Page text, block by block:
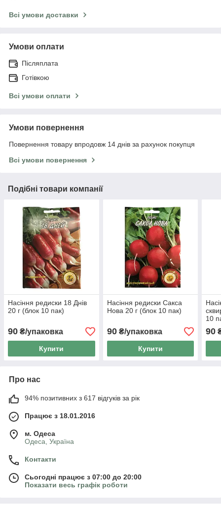
Всі умови доставки
Умови оплати
Післяплата
Готівкою
Всі умови оплати
Умови повернення
Повернення товару впродовж 14 днів за рахунок покупця
Всі умови повернення
Подібні товари компанії
Насіння редиски 18 Днів
20 г (блок 10 пак)
90 ₴/упаковка
Купити
Насіння редиски Сакса
Нова 20 г (блок 10 пак)
90₴/упаковка
Купити
10
90
Про нас
94% позитивних з 617 відгуків за рік
Працює з 18.01.2016
м. Одеса
Одеса, Україна
Контакти
Сьогодні працює з 07:00 до 20:00
Показати весь графік роботи